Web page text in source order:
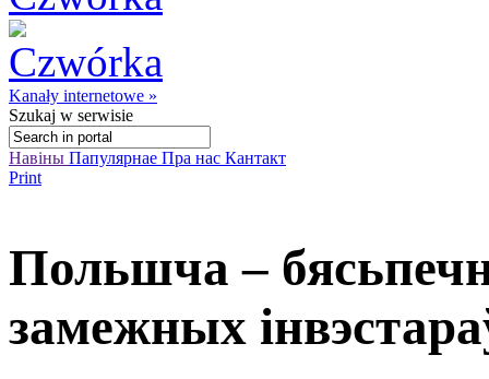
Kanały internetowe »
Szukaj w serwisie
Навіны Папулярнае Пра нас Кантакт
Print
Польшча –
замежных